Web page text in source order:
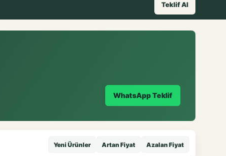
Teklif Al
WhatsApp Teklif
Yeni Ürünler Artan Fiyat Azalan Fiyat